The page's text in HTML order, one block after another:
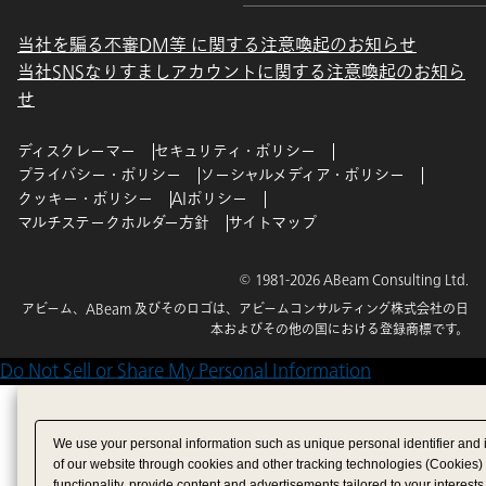
当社を騙る不審DM等 に関する注意喚起のお知らせ
当社SNSなりすましアカウントに関する注意喚起のお知ら
せ
ディスクレーマー
セキュリティ・ポリシー
プライバシー・ポリシー
ソーシャルメディア・ポリシー
クッキー・ポリシー
AIポリシー
マルチステークホルダー方針
サイトマップ
© 1981-2026 ABeam Consulting Ltd.
アビーム、ABeam 及びそのロゴは、アビームコンサルティング株式会社の日
本およびその他の国における登録商標です。
Do Not Sell or Share My Personal Information
We use your personal information such as unique personal identifier
of our website through cookies and other tracking technologies